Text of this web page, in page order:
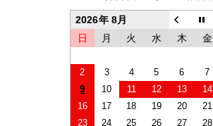
2026年 8月
日
月 火 水 木 金
2
3 4 5 6 7
9
10 11 12 13 14
16
17 18 19 20 21
23
24 25 26 27 28